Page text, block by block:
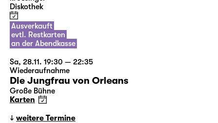
Diskothek
Ausverkauft
evtl. Restkarten
an der Abendkasse
Sa, 28.11. 19:30 — 22:35
Wiederaufnahme
Die Jungfrau von Orleans
Große Bühne
Karten
weitere Termine